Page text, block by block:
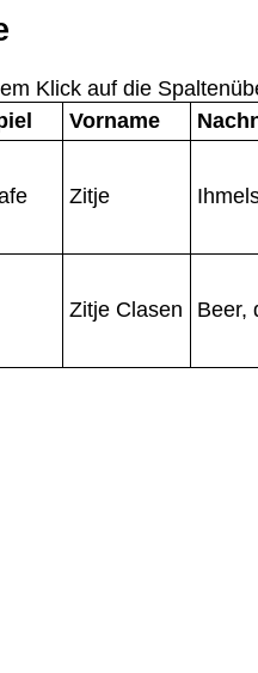
Klick auf die
Vorname
Zitje
Zitje Clasen Beer,